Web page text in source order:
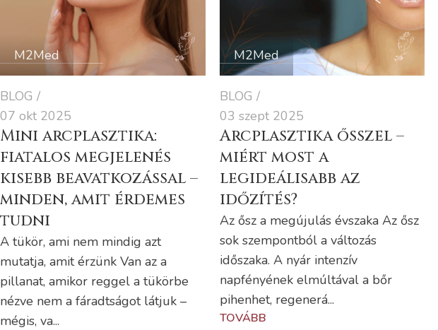
M2Med
BLOG
07 okt 2025
Mini arcplasztika:
fiatalos megjelenés
kisebb beavatkozással –
minden, amit érdemes
tudni
A tükör, ami nem mindig azt
mutatja, amit érzünk Van az a
pillanat, amikor reggel a tükörbe
nézve nem a fáradtságot látjuk –
mégis, va...
M2Med
BLOG
03 szept 2025
Arcplasztika ősszel –
miért most a
legideálisabb az
időzítés?
Az ősz a megújulás évszaka Az ősz
sok szempontból a változás
időszaka. A nyár intenzív
napfényének elmúltával a bőr
pihenhet, regenerá...
TOVÁBB